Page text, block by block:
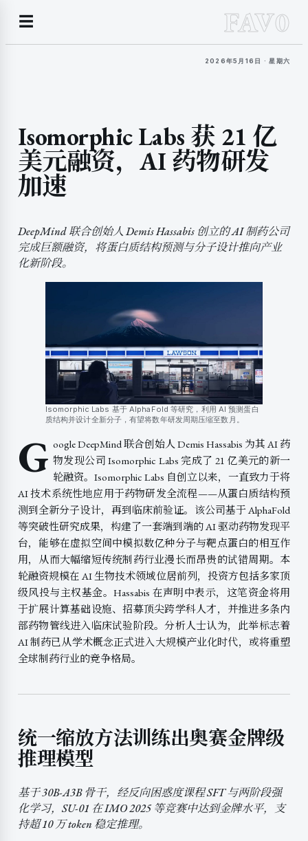
☰ FAV0
2026年5月16日 · 星期六
Isomorphic Labs 获 21 亿
美元融资，AI 药物研发
加速
DeepMind 联合创始人 Demis Hassabis 创立的 AI 制药公司
完成巨额融资，将蛋白质结构预测与分子设计推向产业
化新阶段。
Isomorphic Labs 基于 AlphaFold 等研究，利用 AI 预测蛋白
质结构并设计全新分子，有望将数年研发周期压缩至数月。
G oogle DeepMind 联合创始人 Demis Hassabis 为其 AI 药
物发现公司 Isomorphic Labs 完成了 21 亿美元的新一
轮融资。Isomorphic Labs 自创立以来，一直致力于将
AI 技术系统性地应用于药物研发全流程——从蛋白质结构预
测到全新分子设计，再到临床前验证。该公司基于 AlphaFold
等突破性研究成果，构建了一套端到端的 AI 驱动药物发现平
台，能够在虚拟空间中模拟数亿种分子与靶点蛋白的相互作
用，从而大幅缩短传统制药行业漫长而昂贵的试错周期。本
轮融资规模在 AI 生物技术领域位居前列，投资方包括多家顶
级风投与主权基金。Hassabis 在声明中表示，这笔资金将用
于扩展计算基础设施、招募顶尖跨学科人才，并推进多条内
部药物管线进入临床试验阶段。分析人士认为，此举标志着
AI 制药已从学术概念正式进入大规模产业化时代，或将重塑
全球制药行业的竞争格局。
统一缩放方法训练出奥赛金牌级
推理模型
基于 30B-A3B 骨干，经反向困惑度课程 SFT 与两阶段强
化学习，SU-01 在 IMO 2025 等竞赛中达到金牌水平，支
持超 10 万 token 稳定推理。